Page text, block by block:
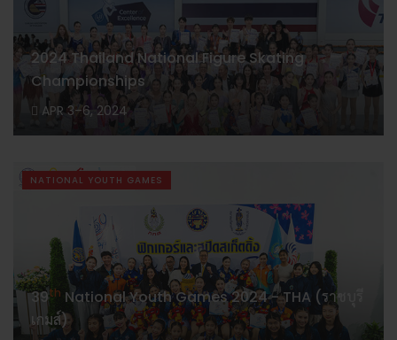
2024 Thailand National Figure Skating
Championships
APR 3–6, 2024
NATIONAL YOUTH GAMES
39th National Youth Games 2024 - THA (ราชบุรี
เกมส์)